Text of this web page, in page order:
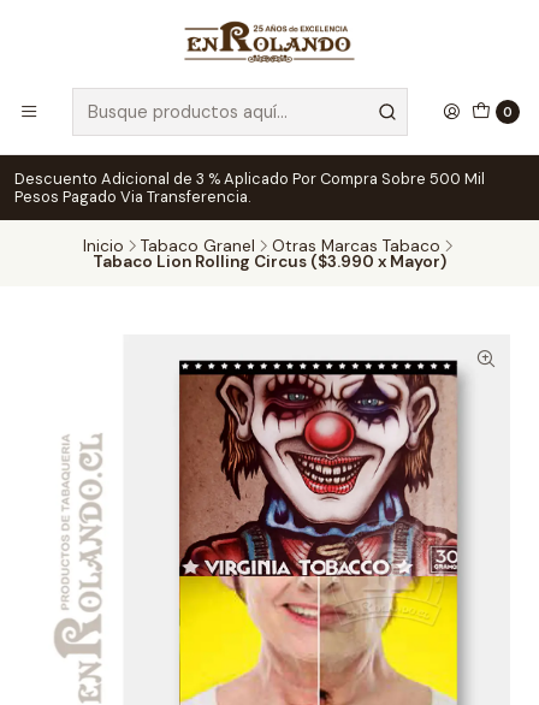
0
Descuento Adicional de 3 % Aplicado Por Compra Sobre 500 Mil
Pesos Pagado Via Transferencia.
Inicio Tabaco Granel Otras Marcas Tabaco
Tabaco Lion Rolling Circus ($3.990 x Mayor)